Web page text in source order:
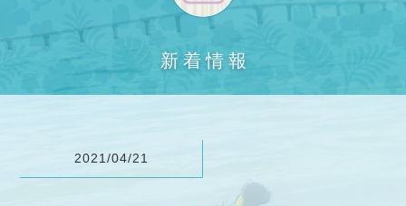
新着情報
2021/04/21